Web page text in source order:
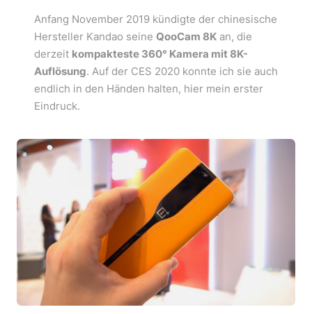
Anfang November 2019 kündigte der chinesische
Hersteller Kandao seine QooCam 8Kan, die
derzeit kompakteste 360° Kamera mit 8K-
Auflösung. Auf der CES 2020 konnte ich sie auch
endlich in den Händen halten, hier mein erster
Eindruck.